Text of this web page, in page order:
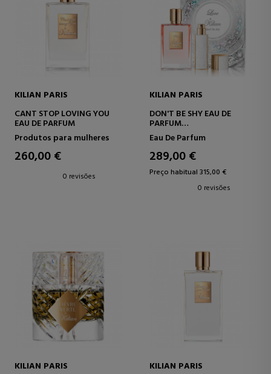
KILIAN PARIS
CANT STOP LOVING YOU
EAU DE PARFUM
Produtos para mulheres
260,00 €
0 revisões
KILIAN PARIS
DON'T BE SHY EAU DE
PARFUM
SET
Eau De Parfum
289,00 €
Preço habitual 315,00 €
0 revisões
KILIAN PARIS
KILIAN PARIS